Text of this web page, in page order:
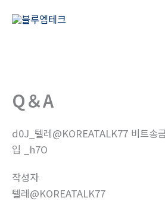
Q＆A
d0J_텔레@KOREATALK77 비트송
입 _h7O
작성자
텔레@KOREATALK77